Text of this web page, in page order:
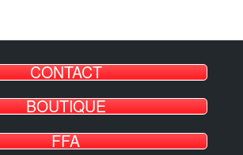
CONTACT
BOUTIQUE
FFA